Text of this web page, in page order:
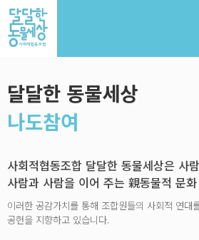
달달한 동물세상
나도참여
사회적협동조합 달달한 동물세상은 사
사람과 사람을 이어 주는 親동물적 문
이러한 공감가치를 통해 조합원들의 사회적 연대
공헌을 지향하고 있습니다.